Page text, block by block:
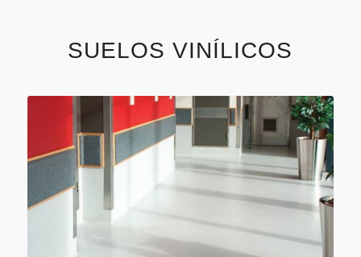
SUELOS VINÍLICOS